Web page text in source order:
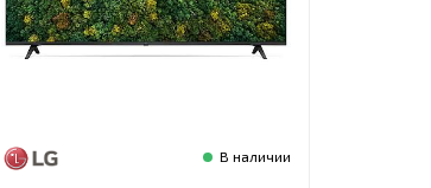
В наличии